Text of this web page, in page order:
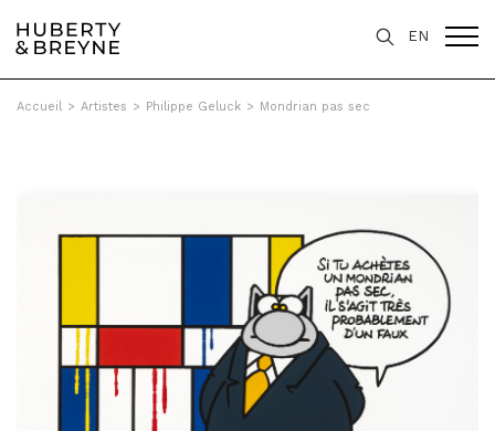
EN
Accueil > Artistes > Philippe Geluck > Mondrian pas sec